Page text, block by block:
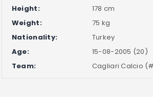
Height:
178 cm
Weight:
75 kg
Nationality:
Turkey
Age:
15-08-2005 (20)
Team:
Cagliari Calcio